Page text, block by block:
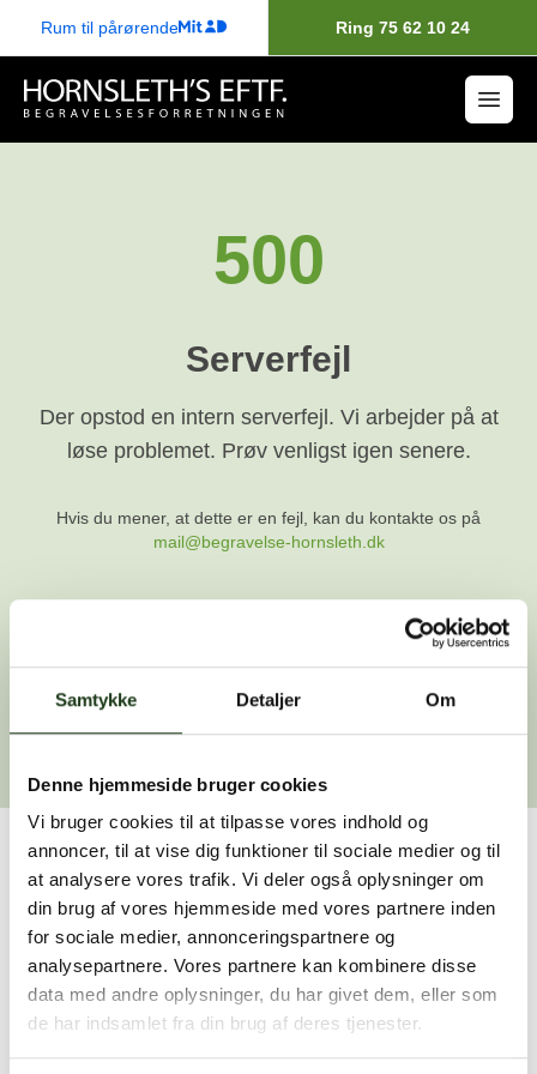
Samtykke Detaljer Om
Denne hjemmeside bruger cookies
Vi bruger cookies til at tilpasse vores indhold og
annoncer, til at vise dig funktioner til sociale medier og til
at analysere vores trafik. Vi deler også oplysninger om
din brug af vores hjemmeside med vores partnere inden
for sociale medier, annonceringspartnere og
analysepartnere. Vores partnere kan kombinere disse
data med andre oplysninger, du har givet dem, eller som
de har indsamlet fra din brug af deres tjenester.
Rum til pårørende Ring 75 62 10 24
500
Serverfejl
Der opstod en intern serverfejl. Vi arbejder på at
løse problemet. Prøv venligst igen senere.
Hvis du mener, at dette er en fejl, kan du kontakte os på
mail@begravelse-hornsleth.dk
Gå tilbage
Har du brug for hjælp?
Vi er her for at hjælpe dig. Du er velkommen til at kontakte
os, hvis du har spørgsmål eller brug for assistance.
59 45 10 14
Find nærmeste afdeling